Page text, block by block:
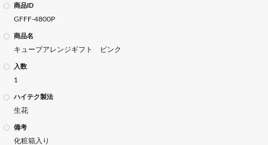
商品ID
GFFF-4800P
商品名
キューブアレンジギフト ピンク
入数
1
ハイテク製法
生花
備考
化粧箱入り